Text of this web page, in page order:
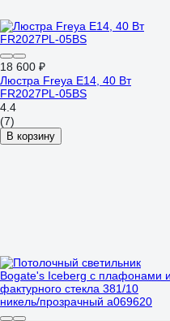
18 600 ₽
Люстра Freya E14, 40 Вт
FR2027PL-05BS
4.4
(7)
В корзину